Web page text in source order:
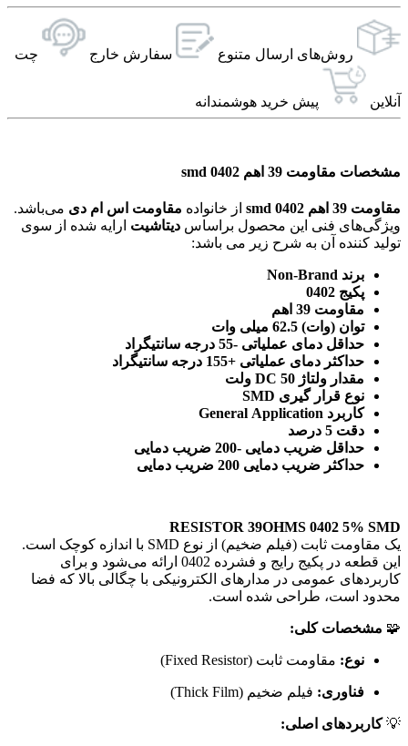
روش‌های ارسال‌ متنوع سفارش خارج چت
آنلاین پیش خرید هوشمندانه
مشخصات مقاومت 39 اهم 0402 smd
مقاومت 39 اهم 0402 smd از خانواده مقاومت اس ام دی می‌باشد.
ویژگی‌های فنی این محصول براساس دیتاشیت ارایه شده از سوی
تولید کننده آن به شرح زیر می باشد:
برند Non-Brand
پکیج 0402
مقاومت 39 اهم
توان (وات) 62.5 میلی وات
حداقل دمای عملیاتی -55 درجه سانتیگراد
حداکثر دمای عملیاتی +155 درجه سانتیگراد
مقدار ولتاژ DC 50 ولت
نوع قرار گیری SMD
کاربرد General Application
دقت 5 درصد
حداقل ضریب دمایی -200 ضریب دمایی
حداکثر ضریب دمایی 200 ضریب دمایی
RESISTOR 39OHMS 0402 5% SMD
یک مقاومت ثابت (فیلم ضخیم) از نوع SMD با اندازه کوچک است.
این قطعه در پکیج رایج و فشرده 0402 ارائه می‌شود و برای
کاربردهای عمومی در مدارهای الکترونیکی با چگالی بالا که فضا
محدود است، طراحی شده است.
🧩 مشخصات کلی:
نوع: مقاومت ثابت (Fixed Resistor)
فناوری: فیلم ضخیم (Thick Film)
💡کاربردهای اصلی: